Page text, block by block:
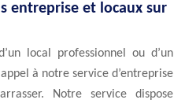
entreprise et locaux sur
local professionnel ou d’un
à notre service d’entreprise
Notre service dispose